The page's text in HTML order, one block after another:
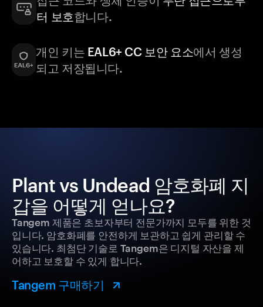
터 보호합니다.
개인 키는 EAL6+ CC 보안 요소에서 생성
되고 저장됩니다.
Plant vs Undead 암호화폐 지
갑을 어떻게 얻나요?
Tangem 제품은 초보자부터 전문가까지 모두를 위한 것
입니다. 암호화폐를 안전하게 보관하고 쉽게 관리할 수
있습니다. 최첨단 기술로 Tangem은 디지털 자산을 제
어하고 보호할 수 있게 합니다.
Tangem 구매하기